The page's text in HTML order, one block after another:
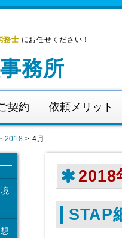
務士 にお任せください！
務所
契約 依頼メリット
2018 > 4月
2018
STAP